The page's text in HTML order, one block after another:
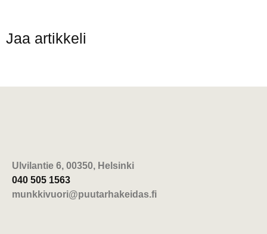
Jaa artikkeli
Ulvilantie 6, 00350, Helsinki
040 505 1563
munkkivuori@puutarhakeidas.fi